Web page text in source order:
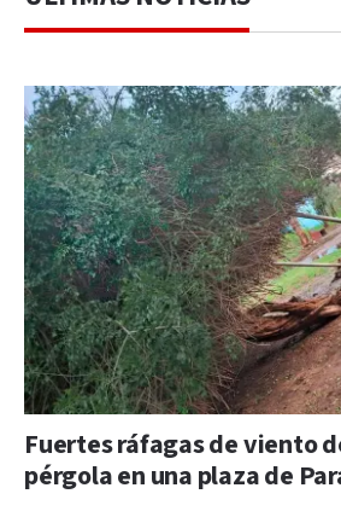
Fuertes ráfagas de viento
pérgola en una plaza de